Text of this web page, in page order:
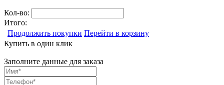
Кол-во:
Итого:
Продолжить покупки Перейти в корзину
Купить в один клик
Заполните данные для заказа